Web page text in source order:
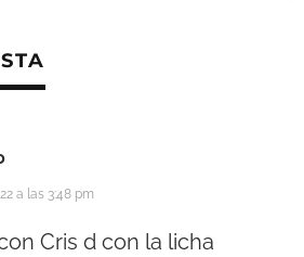
a las 3:48 pm
Cris d con la licha